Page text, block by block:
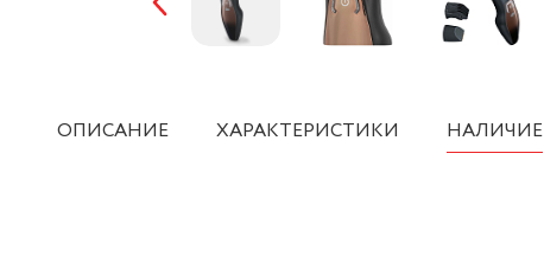
ОПИСАНИЕ ХАРАКТЕРИСТИКИ НАЛИЧИЕ